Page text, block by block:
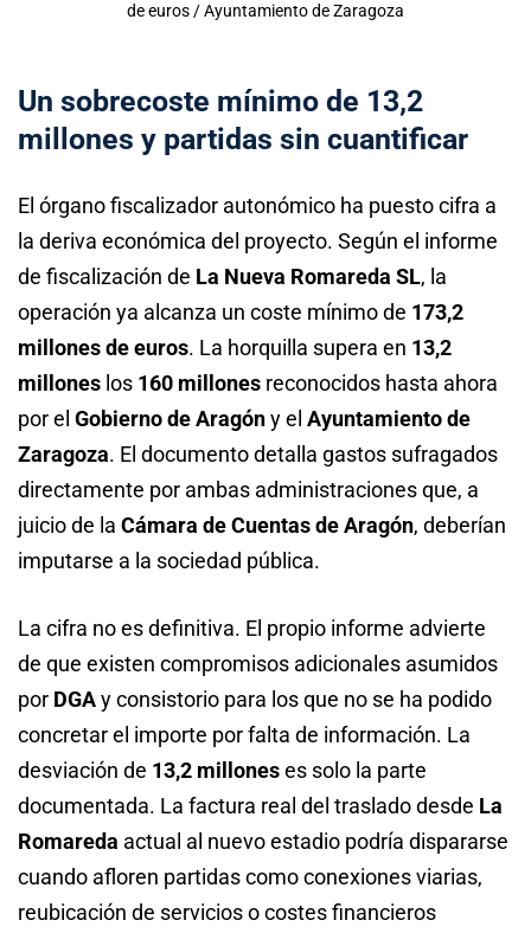
de euros / Ayuntamiento de Zaragoza
Un sobrecoste mínimo de 13,2
millones y partidas sin cuantificar
El órgano fiscalizador autonómico ha puesto cifra a
la deriva económica del proyecto. Según el informe
de fiscalización de La Nueva Romareda SL, la
operación ya alcanza un coste mínimo de 173,2
millones de euros. La horquilla supera en 13,2
millones los 160 millones reconocidos hasta ahora
por el Gobierno de Aragóny el Ayuntamiento de
Zaragoza. El documento detalla gastos sufragados
directamente por ambas administraciones que, a
juicio de la Cámara de Cuentas de Aragón, deberían
imputarse a la sociedad pública.
La cifra no es definitiva. El propio informe advierte
de que existen compromisos adicionales asumidos
por DGAy consistorio para los que no se ha podido
concretar el importe por falta de información. La
desviación de 13,2 milloneses solo la parte
documentada. La factura real del traslado desde La
Romareda actual al nuevo estadio podría dispararse
cuando afloren partidas como conexiones viarias,
reubicación de servicios o costes financieros